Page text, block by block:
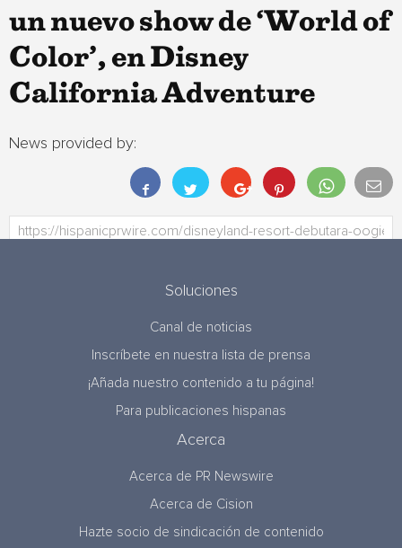
un nuevo show de ‘World of
Color’, en Disney
California Adventure
News provided by:
Soluciones
Canal de noticias
Inscríbete en nuestra lista de prensa
¡Añada nuestro contenido a tu página!
Para publicaciones hispanas
Acerca
Acerca de PR Newswire
Acerca de Cision
Hazte socio de sindicación de contenido